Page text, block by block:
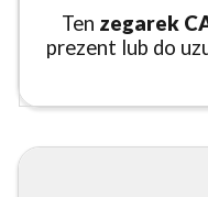
Ten zegarek
prezent lub do